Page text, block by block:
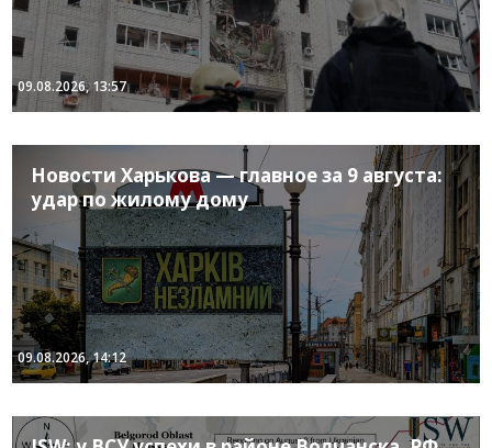
09.08.2026, 13:57
Новости Харькова — главное за 9 августа:
удар по жилому дому
09.08.2026, 14:12